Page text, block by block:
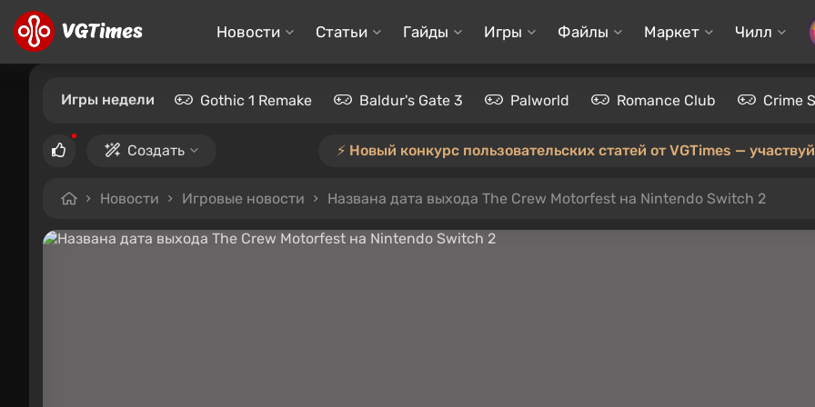
Новости Статьи Гайды Игры Файлы Маркет Чилл
Игры недели Gothic 1 Remake Baldur's Gate 3 Palworld Romance Club Crime
Создать ⚡️ Новый конкурс пользовательских статей от VGTimes —
Новости Игровые новости Названа дата выхода The Crew Motorfest на Nintendo Switch 2